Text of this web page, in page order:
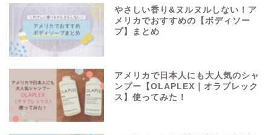
やさしい香り&ヌルヌルしない！ア
メリカでおすすめの【ボディソー
プ】まとめ
アメリカで日本人にも大人気のシャ
ンプー【OLAPLEX｜オラプレック
ス】使ってみた！